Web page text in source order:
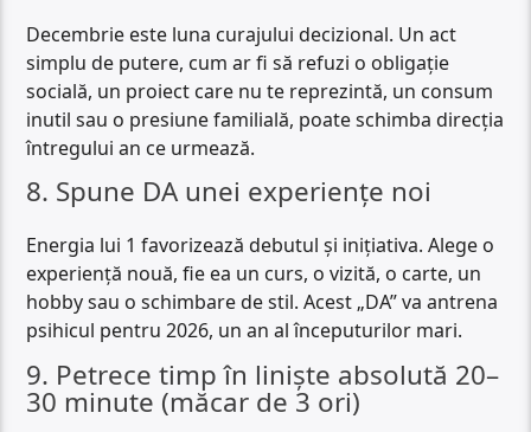
Decembrie este luna curajului decizional. Un act
simplu de putere, cum ar fi să refuzi o obligație
socială, un proiect care nu te reprezintă, un consum
inutil sau o presiune familială, poate schimba direcția
întregului an ce urmează.
8. Spune DA unei experiențe noi
Energia lui 1 favorizează debutul și inițiativa. Alege o
experiență nouă, fie ea un curs, o vizită, o carte, un
hobby sau o schimbare de stil. Acest „DA” va antrena
psihicul pentru 2026, un an al începuturilor mari.
9. Petrece timp în liniște absolută 20–
30 minute (măcar de 3 ori)